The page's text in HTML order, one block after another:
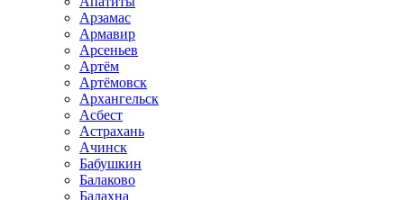
Арзамас
Армавир
Арсеньев
Артём
Артёмовск
Архангельск
Асбест
Астрахань
Ачинск
Бабушкин
Балаково
Балахна